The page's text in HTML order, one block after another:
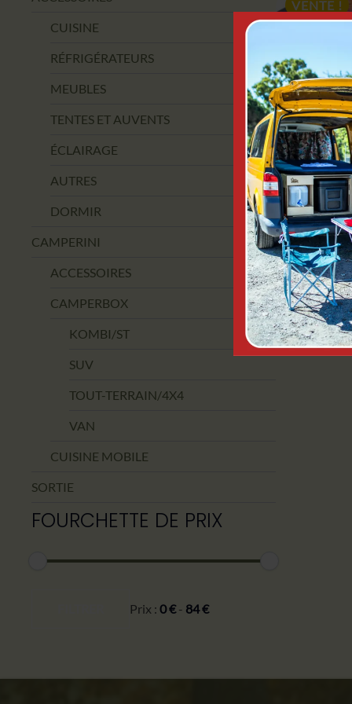
CUISINE
RÉFRIGÉRATEURS
MEUBLES
TENTES ET AUVENTS
ÉCLAIRAGE
AUTRES
DORMIR
CAMPERINI
ACCESSOIRES
CAMPERBOX
KOMBI/ST
SUV
TOUT-TERRAIN/4X4
VAN
CUISINE MOBILE
SORTIE
FOURCHETTE DE PRIX
Prix : 0 €- 84 €
VENTE !